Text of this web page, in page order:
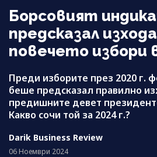
Борсовият
предсказал
повечето избори
Преди изборите през 2020 г.
беше предсказал правилно
предишните девет
Какво сочи той за 2024 г.?
Darik Business Review
06 Ноември 2024